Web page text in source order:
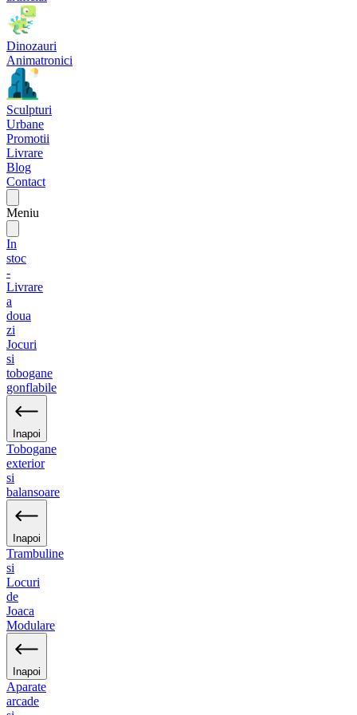
Dinozauri
Animatronici
Sculpturi
Urbane
Promotii
Livrare
Blog
Contact
Meniu
In
stoc
-
Livrare
a
doua
zi
Jocuri
si
tobogane
gonflabile
Inapoi
Tobogane
exterior
si
balansoare
Inapoi
Trambuline
si
Locuri
de
Joaca
Modulare
Inapoi
Aparate
arcade